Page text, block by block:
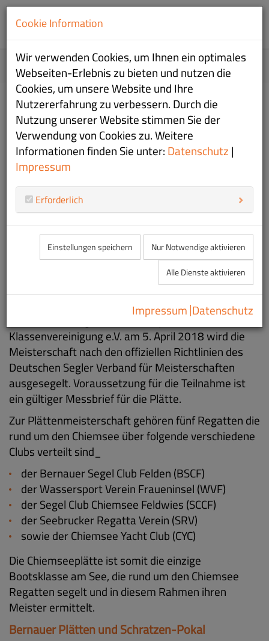
Home
Chiemseeplätten-Meisterschaft
2025
31.10.2025| Regatten
Gerald Metz WVF/SRV gewinnt vor Georg Hangel SCCF und
Andreas Thiemann CYC
Seit es die Chiemseeplätte als eigene Bootsklasse
gibt -also seit 1932 werden Plättenmeister gekürt.
Im Laufe der Zeit gab es dafür viele verschiedene
Wettkampfformen und Wertungen.
Ab der Gründung der Chiemseeplätte
Klassenvereinigung e.V. am 5. April 2018 wird die
Meisterschaft nach den offiziellen Richtlinien des
Deutschen Segler Verband für Meisterschaften
ausgesegelt. Voraussetzung für die Teilnahme ist
ein gültiger Messbrief für die Plätte.
Zur Plättenmeisterschaft gehören fünf Regatten die
rund um den Chiemsee über folgende verschiedene
Clubs verteilt sind_
der Bernauer Segel Club Felden (BSCF)
der Wassersport Verein Fraueninsel (WVF)
der Segel Club Chiemsee Feldwies (SCCF)
der Seebrucker Regatta Verein (SRV)
sowie der Chiemsee Yacht Club (CYC)
Die Chiemseeplätte ist somit die einzige
Bootsklasse am See, die rund um den Chiemsee
Regatten segelt und in diesem Rahmen ihren
Meister ermittelt.
Bernauer Plätten und Schratzen-Pokal
Cookie Information
Wir verwenden Cookies, um Ihnen ein optimales
Webseiten-Erlebnis zu bieten und nutzen die
Cookies, um unsere Website und Ihre
Nutzererfahrung zu verbessern. Durch die
Nutzung unserer Website stimmen Sie der
Verwendung von Cookies zu. Weitere
Informationen finden Sie unter:Datenschutz|
Impressum
Erforderlich
Einstellungen speichern
Nur Notwendige aktivieren
Alle Dienste aktivieren
Impressum Datenschutz